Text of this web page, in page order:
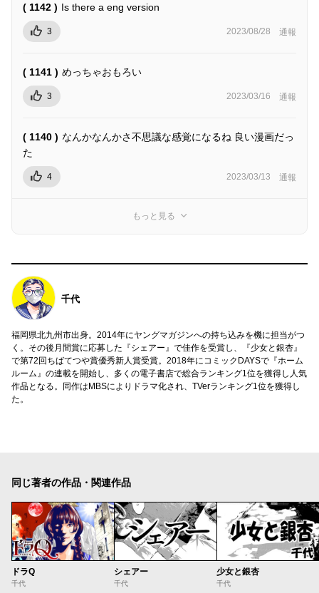
( 1142 ) Is there a eng version
3 2023/08/28 通報
( 1141 ) めっちゃおもろい
3 2023/03/16 通報
( 1140 ) なんかなんかさ不思議な感覚になるね 良い漫画だっ
た
4 2023/03/13 通報
もっと見る
千代
福岡県北九州市出身。2014年にヤングマガジンへの持ち込みを機に担当がつ
く。その後月間賞に応募した『シェアー』で佳作を受賞し、『少女と銀杏』
で第72回ちばてつや賞優秀新人賞受賞。2018年にコミックDAYSで『ホーム
ルーム』の連載を開始し、多くの電子書店で総合ランキング1位を獲得し人気
作品となる。同作はMBSによりドラマ化され、TVerランキング1位を獲得し
た。
同じ著者の作品・関連作品
ドラQ
千代
シェアー
千代
少女と銀杏
千代